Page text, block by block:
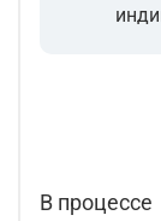
В процессе